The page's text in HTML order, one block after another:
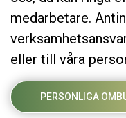
medarbetare.
eller till våra
PERSONLIGA